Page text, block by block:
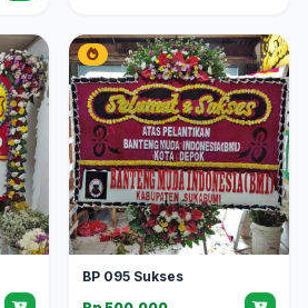
BP 095 Sukses